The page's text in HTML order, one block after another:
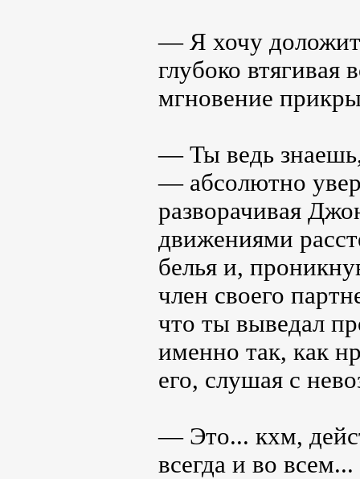
— Я хочу
глубоко втягивая
мгновение
— Ты ведь
— абсолютно
разворачивая
движениями
белья и,
член своего
что ты выведал
именно так, как
его, слушая с
— Это... кхм,
всегда и во всем...